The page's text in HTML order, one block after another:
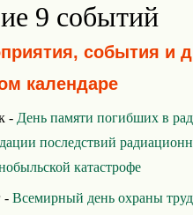
9 событий
события и
календаре
- День памяти погибших в
последствий
катастрофе
- Всемирный день охраны